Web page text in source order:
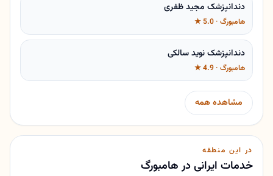
دندانپزشک مجید ظفری
هامبورگ · 5.0 ★
دندانپزشک نوید سالکی
هامبورگ · 4.9 ★
مشاهده همه
در این منطقه
خدمات ایرانی در هامبورگ